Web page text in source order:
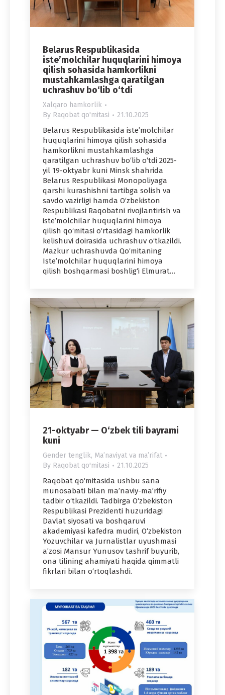
Belarus Respublikasida
iste’molchilar huquqlarini himoya
qilish sohasida hamkorlikni
mustahkamlashga qaratilgan
uchrashuv bo‘lib o‘tdi
Xalqaro hamkorlik
By Raqobat qo'mitasi 21.10.2025
Belarus Respublikasida iste’molchilar
huquqlarini himoya qilish sohasida
hamkorlikni mustahkamlashga
qaratilgan uchrashuv bo‘lib o‘tdi 2025-
yil 19-oktyabr kuni Minsk shahrida
Belarus Respublikasi Monopoliyaga
qarshi kurashishni tartibga solish va
savdo vazirligi hamda O‘zbekiston
Respublikasi Raqobatni rivojlantirish va
iste’molchilar huquqlarini himoya
qilish qo‘mitasi o‘rtasidagi hamkorlik
kelishuvi doirasida uchrashuv o‘tkazildi.
Mazkur uchrashuvda Qo‘mitaning
Iste’molchilar huquqlarini himoya
qilish boshqarmasi boshlig‘i Elmurat…
21-oktyabr — O‘zbek tili bayrami
kuni
Gender tenglik, Maʼnaviyat va maʼrifat
By Raqobat qo'mitasi 21.10.2025
Raqobat qo‘mitasida ushbu sana
munosabati bilan ma’naviy-ma’rifiy
tadbir o‘tkazildi. Tadbirga O‘zbekiston
Respublikasi Prezidenti huzuridagi
Davlat siyosati va boshqaruvi
akademiyasi kafedra mudiri, O‘zbekiston
Yozuvchilar va Jurnalistlar uyushmasi
a’zosi Mansur Yunusov tashrif buyurib,
ona tilining ahamiyati haqida qimmatli
fikrlari bilan o‘rtoqlashdi.